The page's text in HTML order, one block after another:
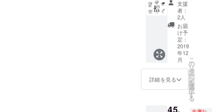
ジット
名をご
記入く
ださ
い）。
※お届
けは、
2019年
定で
す。
※手裏剣
※巻末
には、
あなた
のお名
前をク
レジッ
トいた
します
（掲載
順不同
となり
なった
『巧拙
無二』
ととも
にお届
けいた
します
（うち1
部に著
者両氏
のサイ
（THER
MOS
製、真
空断
熱、
300ml
） ・著
者両氏
の直筆
クレ
巻末お
名前ク
レジッ
ト ・書
籍5部
・著者
両氏の
直筆サ
イン ・
ご支援
者限定
ク
支援
者：
2人
お届
け予
定：
2019
年12
月
詳細を見る
こ
の
リ
タ
ー
ン
を
選
択
す
る